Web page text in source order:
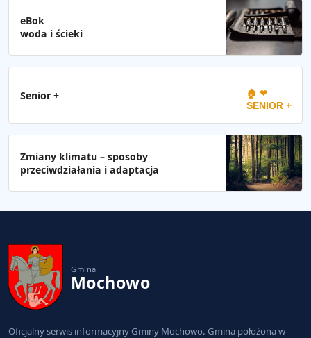
eBok
woda i ścieki
Senior + 🏠 ❤
SENIOR +
Zmiany klimatu – sposoby
przeciwdziałania i adaptacja
Gmina
Mochowo
Oficjalny serwis informacyjny Gminy Mochowo. Gmina położona w